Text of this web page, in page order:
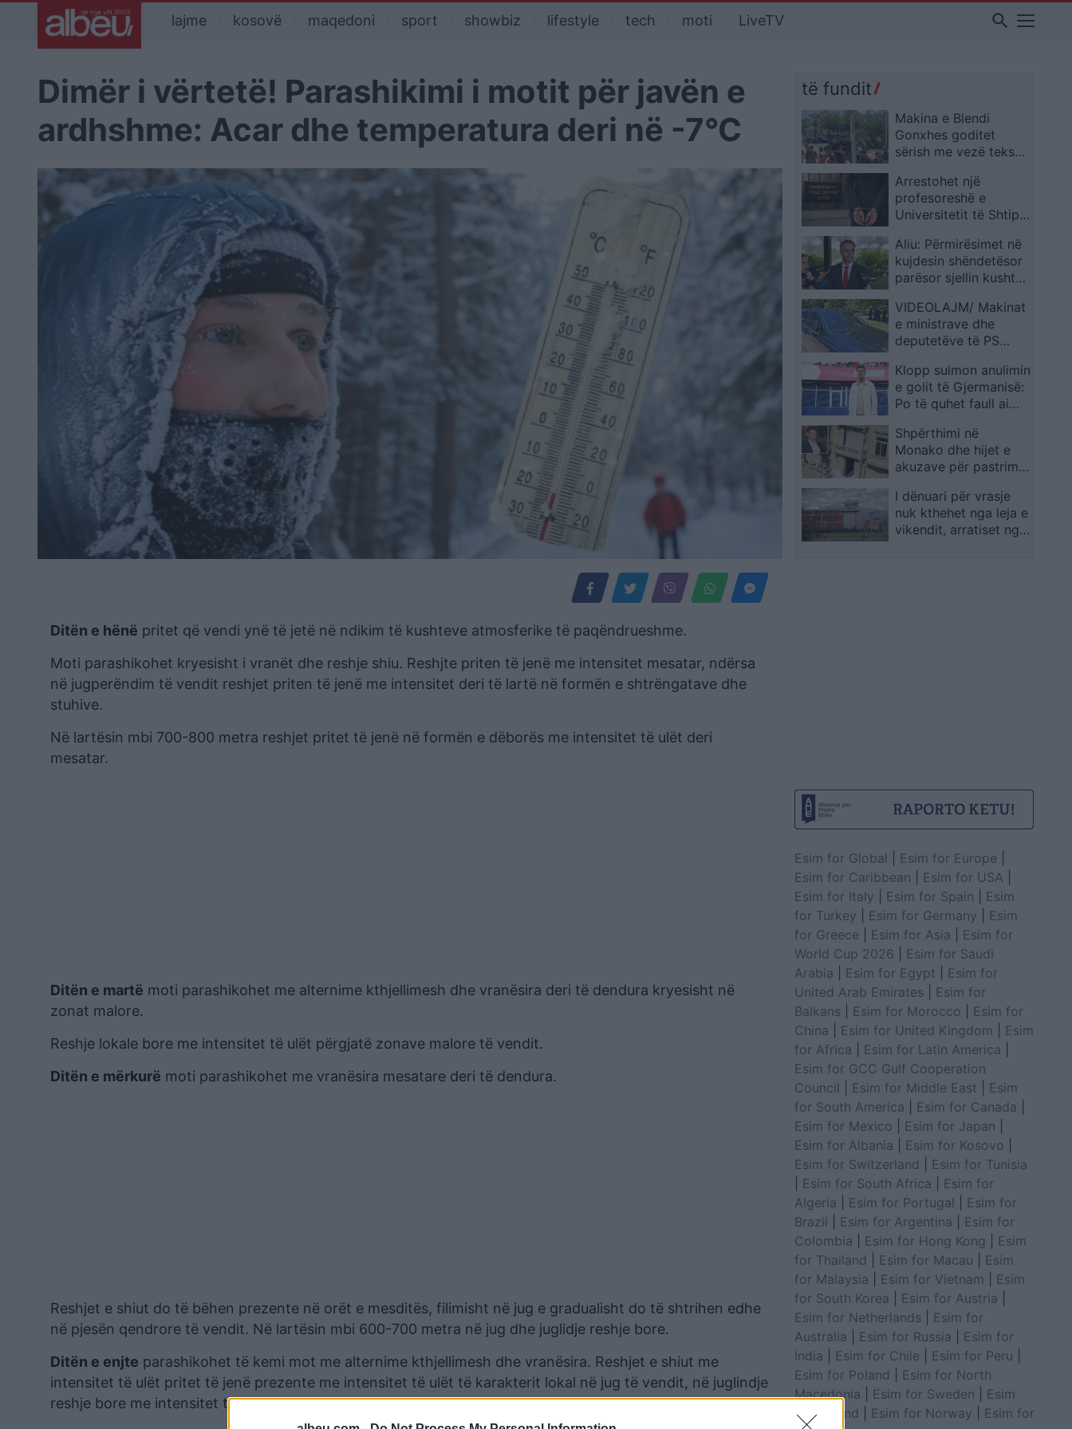
lajme kosovë maqedoni sport showbiz lifestyle tech moti LiveTV search
Dimër i vërtetë! Parashikimi i motit për javën e
ardhshme: Acar dhe temperatura deri në -7°C
Ditën e hënë pritet që vendi ynë të jetë në ndikim të kushteve atmosferike të paqëndrueshme.
Moti parashikohet kryesisht i vranët dhe reshje shiu. Reshjte priten të jenë me intensitet mesatar, ndërsa
në jugperëndim të vendit reshjet priten të jenë me intensitet deri të lartë në formën e shtrëngatave dhe
stuhive.
Në lartësin mbi 700-800 metra reshjet pritet të jenë në formën e dëborës me intensitet të ulët deri
mesatar.
Ditën e martë moti parashikohet me alternime kthjellimesh dhe vranësira deri të dendura kryesisht në
zonat malore.
Reshje lokale bore me intensitet të ulët përgjatë zonave malore të vendit.
Ditën e mërkurë moti parashikohet me vranësira mesatare deri të dendura.
Reshjet e shiut do të bëhen prezente në orët e mesditës, filimisht në jug e gradualisht do të shtrihen edhe
në pjesën qendrore të vendit. Në lartësin mbi 600-700 metra në jug dhe juglidje reshje bore.
Ditën e enjte parashikohet të kemi mot me alternime kthjellimesh dhe vranësira. Reshjet e shiut me
intensitet të ulët pritet të jenë prezente me intensitet të ulët të karakterit lokal në jug të vendit, në juglindje
reshje bore me intensitet të ulët.
të fundit
Makina e Blendi
Gonxhes goditet
sërish me vezë teksa
(VIDEO)
Arrestohet një
profesoreshë e
Universitetit të Shtipit,
studentit 300 euro
për kalimin e provimit
Aliu: Përmirësimet në
kujdesin shëndetësor
parësor sjellin kushte
pacientët dhe
personelin mjekësor
VIDEOLAJM/ Makinat
e ministrave dhe
deputetëve të PS
qitje”, protestuesit i
godasin me vezë dhe
bidona uji!
Klopp sulmon anulimin
e golit të Gjermanisë:
Po të quhet faull ai
shpallej kampion në
Angli
Shpërthimi në
Monako dhe hijet e
akuzave për pastrim
shtetësie, kush është
Vadim Ermolaev,
oligarku ukrainas i
I dënuari për vrasje
nuk kthehet nga leja e
vikendit, arratiset nga
Esim for Global Esim for Europe
Esim for Caribbean
Esim for USA
Esim for Italy
Esim for Spain
Esim
for Turkey
Esim for Germany
Esim
for Greece
Esim for Asia
Esim for
World Cup 2026
Esim for Saudi
Arabia
Esim for Egypt
Esim for
United Arab Emirates
Esim for
Balkans
Esim for Morocco
Esim for
China
Esim for United Kingdom
Esim
for Africa
Esim for Latin America
Esim for GCC Gulf Cooperation
Council
Esim for Middle East
Esim
for South America
Esim for Canada
Esim for Mexico
Esim for Japan
Esim for Albania
Esim for Kosovo
Esim for Switzerland
Esim for Tunisia
Esim for South Africa
Esim for
Algeria
Esim for Portugal
Esim for
Brazil
Esim for Argentina
Esim for
Colombia
Esim for Hong Kong
Esim
for Thailand
Esim for Macau
Esim
for Malaysia
Esim for Vietnam
Esim
for South Korea
Esim for Austria
Esim for Netherlands
Esim for
Australia
Esim for Russia
Esim for
India
Esim for Chile Esim for Peru
Esim for Poland
Esim for North
Macedonia
Esim for Sweden
Esim
for Finland
Esim for Norway
Esim for